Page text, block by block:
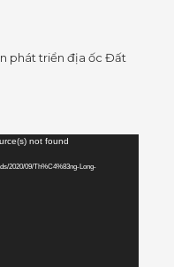
phát triển địa ốc Đất
not found
2020/09/Th%C4%83ng-Long-